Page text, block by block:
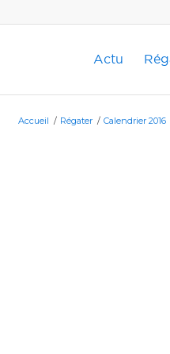
Actu
Accueil / Régater / Calendrier 2016